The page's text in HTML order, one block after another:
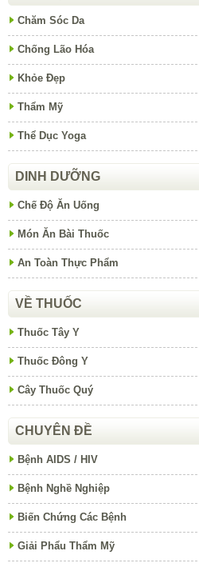
Chăm Sóc Da
Chống Lão Hóa
Khỏe Đẹp
Thẩm Mỹ
Thể Dục Yoga
DINH DƯỠNG
Chế Độ Ăn Uống
Món Ăn Bài Thuốc
An Toàn Thực Phẩm
VỀ THUỐC
Thuốc Tây Y
Thuốc Đông Y
Cây Thuốc Quý
CHUYÊN ĐỀ
Bệnh AIDS / HIV
Bệnh Nghề Nghiệp
Biến Chứng Các Bệnh
Giải Phẩu Thẩm Mỹ